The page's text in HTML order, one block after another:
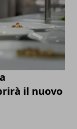
il nuovo